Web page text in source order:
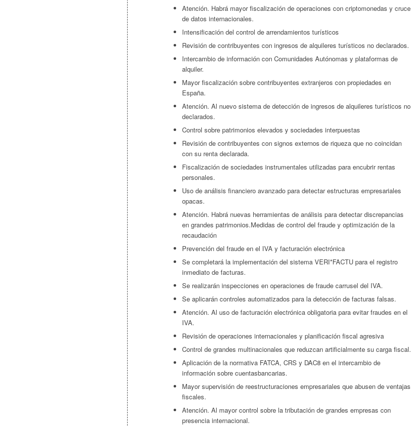
Atención. Habrá mayor fiscalización de operaciones con criptomonedas y cruce
de datos internacionales.
Intensificación del control de arrendamientos turísticos
Revisión de contribuyentes con ingresos de alquileres turísticos no declarados.
Intercambio de información con Comunidades Autónomas y plataformas de
alquiler.
Mayor fiscalización sobre contribuyentes extranjeros con propiedades en
España.
Atención. Al nuevo sistema de detección de ingresos de alquileres turísticos no
declarados.
Control sobre patrimonios elevados y sociedades interpuestas
Revisión de contribuyentes con signos externos de riqueza que no coincidan
con su renta declarada.
Fiscalización de sociedades instrumentales utilizadas para encubrir rentas
personales.
Uso de análisis financiero avanzado para detectar estructuras empresariales
opacas.
Atención. Habrá nuevas herramientas de análisis para detectar discrepancias
en grandes patrimonios.Medidas de control del fraude y optimización de la
recaudación
Prevención del fraude en el IVA y facturación electrónica
Se completará la implementación del sistema VERI*FACTU para el registro
inmediato de facturas.
Se realizarán inspecciones en operaciones de fraude carrusel del IVA.
Se aplicarán controles automatizados para la detección de facturas falsas.
Atención. Al uso de facturación electrónica obligatoria para evitar fraudes en el
IVA.
Revisión de operaciones internacionales y planificación fiscal agresiva
Control de grandes multinacionales que reduzcan artificialmente su carga fiscal.
Aplicación de la normativa FATCA, CRS y DAC8 en el intercambio de
información sobre cuentasbancarias.
Mayor supervisión de reestructuraciones empresariales que abusen de ventajas
fiscales.
Atención. Al mayor control sobre la tributación de grandes empresas con
presencia internacional.